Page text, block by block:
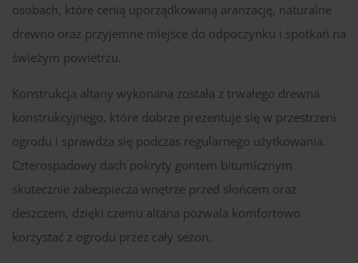
osobach, które cenią uporządkowaną aranżację, naturalne
drewno oraz przyjemne miejsce do odpoczynku i spotkań na
świeżym powietrzu.
Konstrukcja altany wykonana została z trwałego drewna
konstrukcyjnego, które dobrze prezentuje się w przestrzeni
ogrodu i sprawdza się podczas regularnego użytkowania.
Czterospadowy dach pokryty gontem bitumicznym
skutecznie zabezpiecza wnętrze przed słońcem oraz
deszczem, dzięki czemu altana pozwala komfortowo
korzystać z ogrodu przez cały sezon.